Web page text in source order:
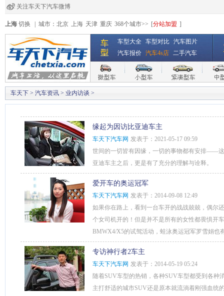
关注车天下汽车微博
经销商登录
| 注册 | 全国4s店
上海 切换 城市： 北京 上海 天津 重庆 368个城市>> [分站加盟 ]
车型大全 车型对比 汽车图片
汽车报价 汽车4s店 二手汽车
车天下 > 汽车资讯 > 业内访谈 >
缘起为因访比亚迪车主
车天下汽车网 发表于：2021-05-17 09:59
世间的一切皆有因缘，一切的事物都有安排——
亚迪车主之后，更是有了充分的理解与诠释。
爱开车的奥运冠军
车天下汽车网 发表于：2014-09-08 12:49
如果你在路上，看到一台车开的战战兢兢，偶
个女司机开的！但是并不是所有的女性都畏惧开
BMWX4/X5的试驾活动，蛙泳奥运冠军罗雪娟也
专访神行者2车主
车天下汽车网 发表于：2014-05-19 05:24
随着SUV车型的热销，各种SUV车型都受到各种
主打舒适的城市SUV还是原本就流淌着刚强血统